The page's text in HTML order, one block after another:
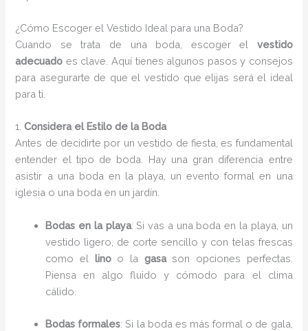
¿Cómo Escoger el Vestido Ideal para una Boda?
Cuando se trata de una boda, escoger el vestido
adecuado es clave. Aquí tienes algunos pasos y consejos
para asegurarte de que el vestido que elijas será el ideal
para ti.
1.Considera el Estilo de la Boda
Antes de decidirte por un vestido de fiesta, es fundamental
entender el tipo de boda. Hay una gran diferencia entre
asistir a una boda en la playa, un evento formal en una
iglesia o una boda en un jardín.
Bodas en la playa: Si vas a una boda en la playa, un
vestido ligero, de corte sencillo y con telas frescas
como el linoo la gasason opciones perfectas.
Piensa en algo fluido y cómodo para el clima
cálido.
Bodas formales: Si la boda es más formal o de gala,